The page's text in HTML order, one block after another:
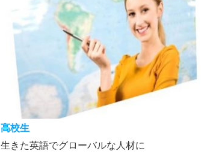
高校生
生きた英語でグローバルな人材に